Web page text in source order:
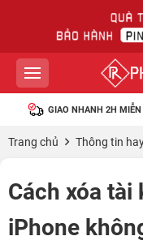
GIAO NHANH 2H
Trang chủ Thông tin
Cách xóa tài
iPhone